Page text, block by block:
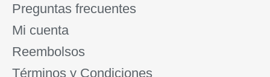
Preguntas frecuentes
Mi cuenta
Reembolsos
Términos y Condiciones